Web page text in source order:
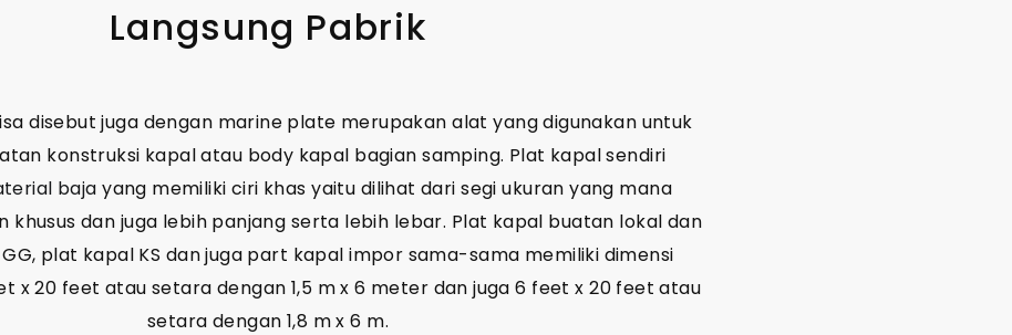
Langsung Pabrik
disebut juga dengan marine plate merupakan alat yang digunakan untuk
konstruksi kapal atau body kapal bagian samping. Plat kapal sendiri
bajayang memiliki ciri khas yaitu dilihat dari segi ukuran yang mana
khusus dan juga lebih panjang serta lebih lebar. Plat kapal buatan lokal dan
plat kapal KS dan juga part kapal impor sama-sama memiliki dimensi
x 20 feet atau setara dengan 1,5 m x 6 meter dan juga 6 feet x 20 feet atau
setara dengan 1,8 m x 6 m.